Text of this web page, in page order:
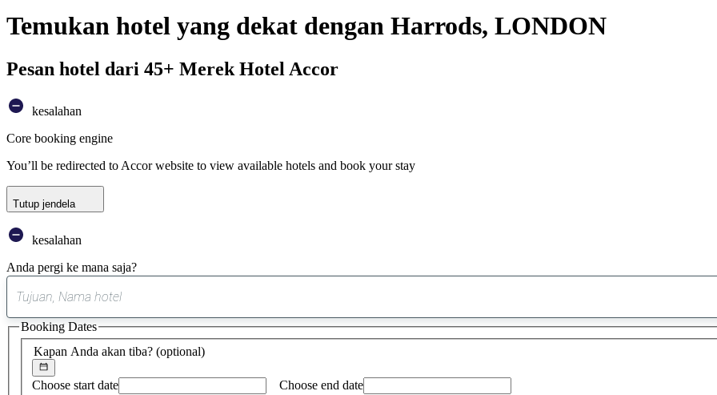
Temukan hotel yang dekat dengan Harrods, LONDON
Pesan hotel dari 45+ Merek Hotel Accor
kesalahan
Core booking engine
You’ll be redirected to Accor website to view available hotels and book your stay
Tutup jendela
kesalahan
Anda pergi ke mana saja?
saran
ditemukan
Kapan Anda akan tiba? (optional)
Choose start date Choose end date
Booking Dates